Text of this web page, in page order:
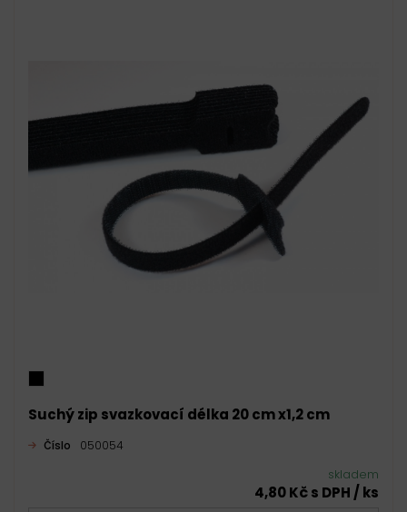
Suchý zip svazkovací délka 20 cm x1,2 cm
Číslo 050054
skladem
4,80 Kč s DPH / ks